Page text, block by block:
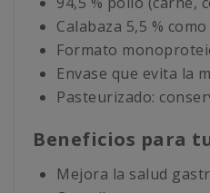
Calabaza 5,5 %
Formato
Envase que evita la
Pasteurizado:
Beneficios para
Mejora la salud